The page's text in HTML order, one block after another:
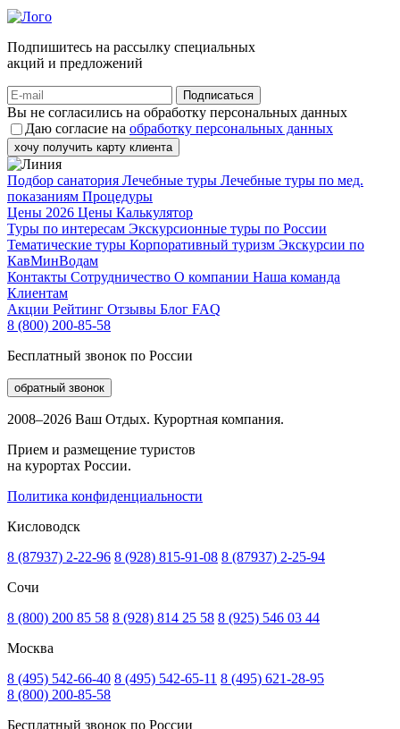
Подпишитесь на рассылку специальных
акций и предложений
Подписаться
Вы не согласились на обработку персональных данных
Даю согласие на обработку персональных данных
хочу получить карту клиента
Подбор санатория Лечебные туры Лечебные туры по мед.
показаниям Процедуры
Цены 2026 Цены Калькулятор
Туры по интересам Экскурсионные туры по России
Тематические туры Корпоративный туризм Экскурсии по
КавМинВодам
Контакты Сотрудничество О компании Наша команда
Клиентам
Акции Рейтинг Отзывы Блог FAQ
8 (800) 200-85-58
Бесплатный звонок по России
обратный звонок
2008–2026 Ваш Отдых. Курортная компания.
Прием и размещение туристов
на курортах России.
Политика конфиденциальности
Кисловодск
8 (87937) 2-22-96 8 (928) 815-91-08 8 (87937) 2-25-94
Сочи
8 (800) 200 85 58 8 (928) 814 25 58 8 (925) 546 03 44
Москва
8 (495) 542-66-40 8 (495) 542-65-11 8 (495) 621-28-95
8 (800) 200-85-58
Бесплатный звонок по России